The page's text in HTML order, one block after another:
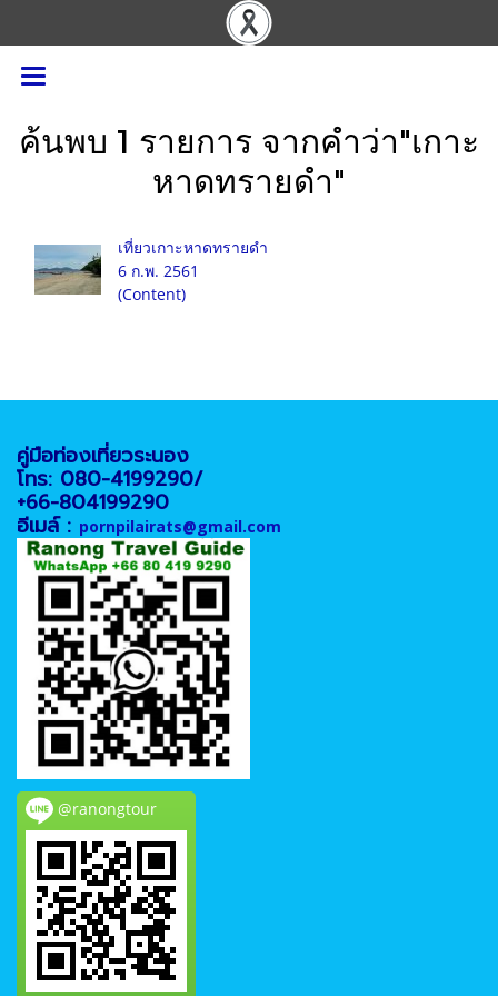
ค้นพบ 1 รายการ จากคำว่า"เกาะ
หาดทรายดำ"
เที่ยวเกาะหาดทรายดำ
6 ก.พ. 2561
(Content)
คู่มือท่องเที่ยวระนอง
โทร: 080-4199290/
+66-804199290
อีเมล์ : pornpilairats@gmail.com
@ranongtour